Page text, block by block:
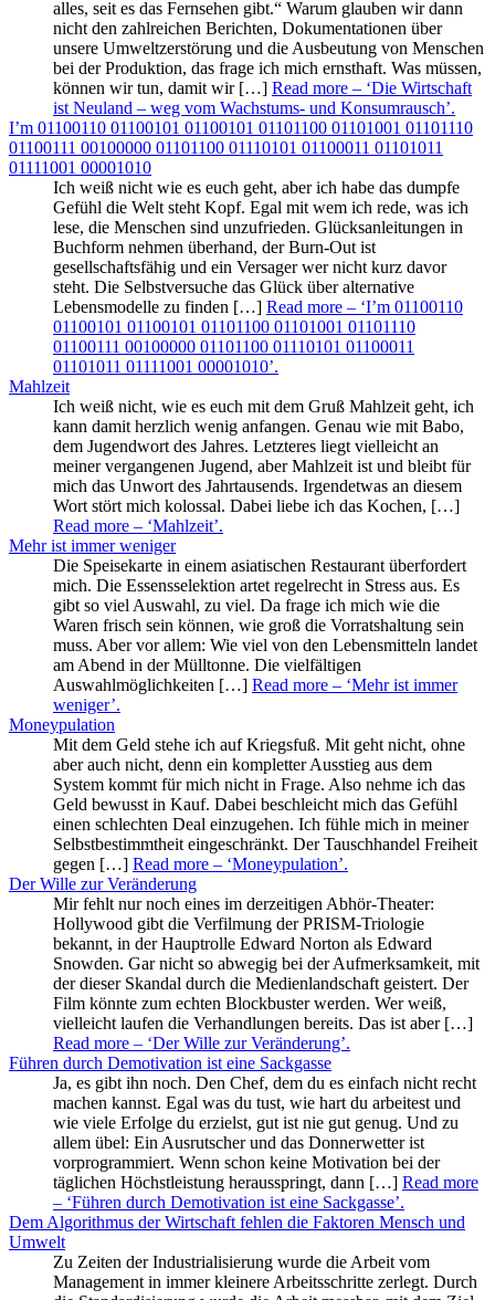
alles, seit es das Fernsehen gibt.“ Warum glauben wir dann
nicht den zahlreichen Berichten, Dokumentationen über
unsere Umweltzerstörung und die Ausbeutung von Menschen
bei der Produktion, das frage ich mich ernsthaft. Was müssen,
können wir tun, damit wir […] Read more – ‘Die Wirtschaft
ist Neuland – weg vom Wachstums- und Konsumrausch’.
I’m 01100110 01100101 01100101 01101100 01101001 01101110
01100111 00100000 01101100 01110101 01100011 01101011
01111001 00001010
Ich weiß nicht wie es euch geht, aber ich habe das dumpfe
Gefühl die Welt steht Kopf. Egal mit wem ich rede, was ich
lese, die Menschen sind unzufrieden. Glücksanleitungen in
Buchform nehmen überhand, der Burn-Out ist
gesellschaftsfähig und ein Versager wer nicht kurz davor
steht. Die Selbstversuche das Glück über alternative
Lebensmodelle zu finden […] Read more – ‘I’m 01100110
01100101 01100101 01101100 01101001 01101110
01100111 00100000 01101100 01110101 01100011
01101011 01111001 00001010’.
Mahlzeit
Ich weiß nicht, wie es euch mit dem Gruß Mahlzeit geht, ich
kann damit herzlich wenig anfangen. Genau wie mit Babo,
dem Jugendwort des Jahres. Letzteres liegt vielleicht an
meiner vergangenen Jugend, aber Mahlzeit ist und bleibt für
mich das Unwort des Jahrtausends. Irgendetwas an diesem
Wort stört mich kolossal. Dabei liebe ich das Kochen, […]
Read more – ‘Mahlzeit’.
Mehr ist immer weniger
Die Speisekarte in einem asiatischen Restaurant überfordert
mich. Die Essensselektion artet regelrecht in Stress aus. Es
gibt so viel Auswahl, zu viel. Da frage ich mich wie die
Waren frisch sein können, wie groß die Vorratshaltung sein
muss. Aber vor allem: Wie viel von den Lebensmitteln landet
am Abend in der Mülltonne. Die vielfältigen
Auswahlmöglichkeiten […] Read more – ‘Mehr ist immer
weniger’.
Moneypulation
Mit dem Geld stehe ich auf Kriegsfuß. Mit geht nicht, ohne
aber auch nicht, denn ein kompletter Ausstieg aus dem
System kommt für mich nicht in Frage. Also nehme ich das
Geld bewusst in Kauf. Dabei beschleicht mich das Gefühl
einen schlechten Deal einzugehen. Ich fühle mich in meiner
Selbstbestimmtheit eingeschränkt. Der Tauschhandel Freiheit
gegen […] Read more – ‘Moneypulation’.
Der Wille zur Veränderung
Mir fehlt nur noch eines im derzeitigen Abhör-Theater:
Hollywood gibt die Verfilmung der PRISM-Triologie
bekannt, in der Hauptrolle Edward Norton als Edward
Snowden. Gar nicht so abwegig bei der Aufmerksamkeit, mit
der dieser Skandal durch die Medienlandschaft geistert. Der
Film könnte zum echten Blockbuster werden. Wer weiß,
vielleicht laufen die Verhandlungen bereits. Das ist aber […]
Read more – ‘Der Wille zur Veränderung’.
Führen durch Demotivation ist eine Sackgasse
Ja, es gibt ihn noch. Den Chef, dem du es einfach nicht recht
machen kannst. Egal was du tust, wie hart du arbeitest und
wie viele Erfolge du erzielst, gut ist nie gut genug. Und zu
allem übel: Ein Ausrutscher und das Donnerwetter ist
vorprogrammiert. Wenn schon keine Motivation bei der
täglichen Höchstleistung herausspringt, dann […] Read more
– ‘Führen durch Demotivation ist eine Sackgasse’.
Dem Algorithmus der Wirtschaft fehlen die Faktoren Mensch und
Umwelt
Zu Zeiten der Industrialisierung wurde die Arbeit vom
Management in immer kleinere Arbeitsschritte zerlegt. Durch